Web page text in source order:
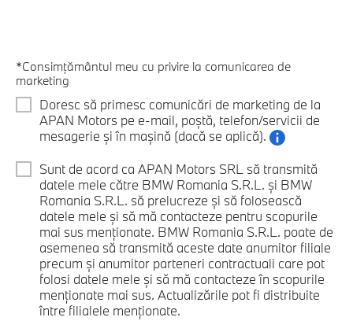
*Consimțământul meu cu privire la comunicarea de
marketing
Doresc să primesc comunicări de marketing de la
APAN Motors pe e-mail, poștă, telefon/servicii de
mesagerie și în mașină (dacă se aplică).
Sunt de acord ca APAN Motors SRL să transmită
datele mele către BMW Romania S.R.L. și BMW
Romania S.R.L. să prelucreze și să folosească
datele mele și să mă contacteze pentru scopurile
mai sus menționate. BMW Romania S.R.L. poate de
asemenea să transmită aceste date anumitor filiale
precum și anumitor parteneri contractuali care pot
folosi datele mele și să mă contacteze în scopurile
menționate mai sus. Actualizările pot fi distribuite
între filialele menționate.